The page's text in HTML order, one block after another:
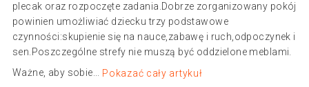
plecak oraz rozpoczęte zadania.Dobrze zorganizowany pokój
powinien umożliwiać dziecku trzy podstawowe
czynności:skupienie się na nauce,zabawę i ruch,odpoczynek i
sen.Poszczególne strefy nie muszą być oddzielone meblami.
Ważne, aby sobie... Pokazać cały artykuł